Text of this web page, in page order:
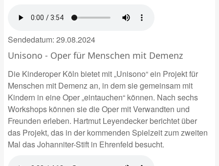
Sendedatum: 29.08.2024
Unisono - Oper für Menschen mit Demenz
Die Kinderoper Köln bietet mit „Unisono“ ein Projekt für
Menschen mit Demenz an, in dem sie gemeinsam mit
Kindern in eine Oper „eintauchen“ können. Nach sechs
Workshops können sie die Oper mit Verwandten und
Freunden erleben. Hartmut Leyendecker berichtet über
das Projekt, das in der kommenden Spielzeit zum zweiten
Mal das Johanniter-Stift in Ehrenfeld besucht.